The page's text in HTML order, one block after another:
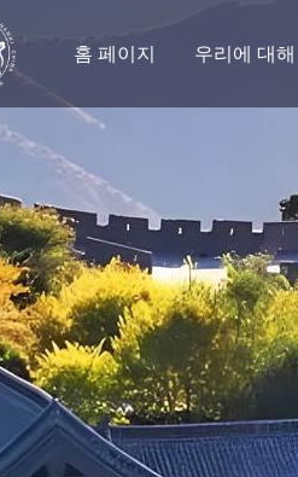
홈 페이지 우리에 대해